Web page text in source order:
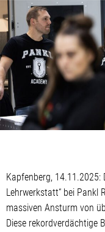
Kapfenberg, 14.11.2025:
Lehrwerkstatt“ bei Pankl
massiven Ansturm von
Diese rekordverdächtige